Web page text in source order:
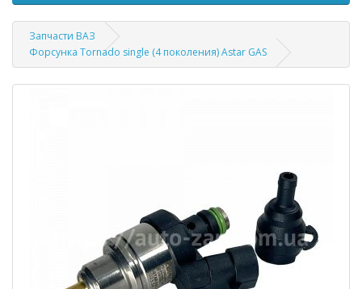
Запчасти ВАЗ
Форсунка Tornado single (4 поколения) Astar GAS